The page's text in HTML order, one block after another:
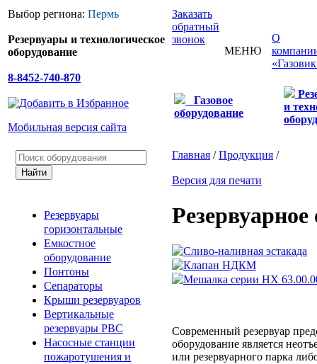
Выбор региона: Пермь
Резервуары и технологическое
оборудование
8-8452-740-870
Мобильная версия сайта
Заказать
обратный
звонок
МЕНЮ
О
Газовое
оборудование
и
Резервуары
горизонтальные
Емкостное
оборудование
Понтоны
Сепараторы
Крыши резервуаров
Вертикальные
резервуары РВС
Насосные станции
пожаротушения и
Главная /Продукция /
Версия для печати
Резервуарное
Современный резервуар
оборудование является
или резервуарного парка